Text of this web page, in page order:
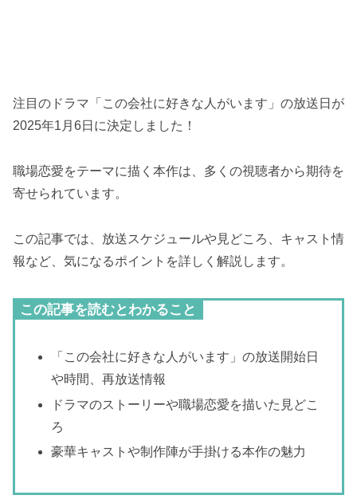
注目のドラマ「この会社に好きな人がいます」の放送日が
2025年1月6日に決定しました！
職場恋愛をテーマに描く本作は、多くの視聴者から期待を
寄せられています。
この記事では、放送スケジュールや見どころ、キャスト情
報など、気になるポイントを詳しく解説します。
この記事を読むとわかること
「この会社に好きな人がいます」の放送開始日
や時間、再放送情報
ドラマのストーリーや職場恋愛を描いた見どこ
ろ
豪華キャストや制作陣が手掛ける本作の魅力